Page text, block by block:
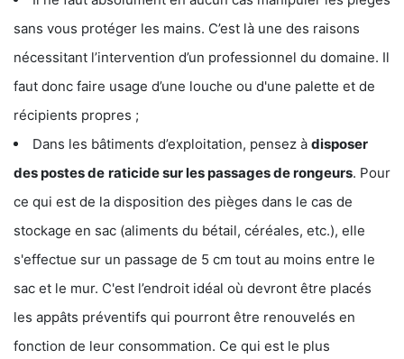
sans vous protéger les mains. C’est là une des raisons
nécessitant l’intervention d’un professionnel du domaine. Il
faut donc faire usage d’une louche ou d'une palette et de
récipients propres ;
Dans les bâtiments d’exploitation, pensez à disposer
des postes de raticide sur les passages de rongeurs. Pour
ce qui est de la disposition des pièges dans le cas de
stockage en sac (aliments du bétail, céréales, etc.), elle
s'effectue sur un passage de 5 cm tout au moins entre le
sac et le mur. C'est l’endroit idéal où devront être placés
les appâts préventifs qui pourront être renouvelés en
fonction de leur consommation. Ce qui est le plus